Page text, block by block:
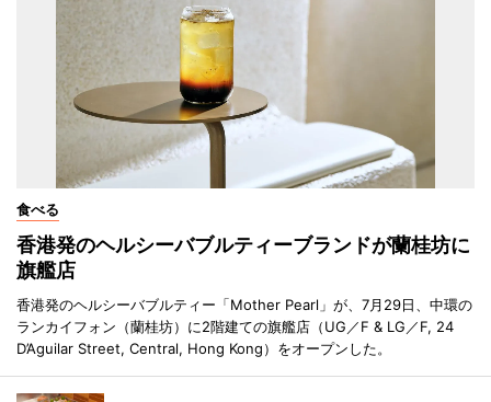
食べる
香港発のヘルシーバブルティーブランドが蘭桂坊に
旗艦店
香港発のヘルシーバブルティー「Mother Pearl」が、7月29日、中環の
ランカイフォン（蘭桂坊）に2階建ての旗艦店（UG／F & LG／F, 24
D’Aguilar Street, Central, Hong Kong）をオープンした。